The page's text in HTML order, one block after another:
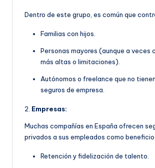
Dentro de este grupo, es común que
Familias con hijos.
Personas mayores (aunque a veces
más altas o limitaciones).
Autónomos o freelance que no
seguros de empresa.
2. Empresas:
Muchas compañías en España ofrecen
privados a sus empleados como
Retención y fidelización de talento.